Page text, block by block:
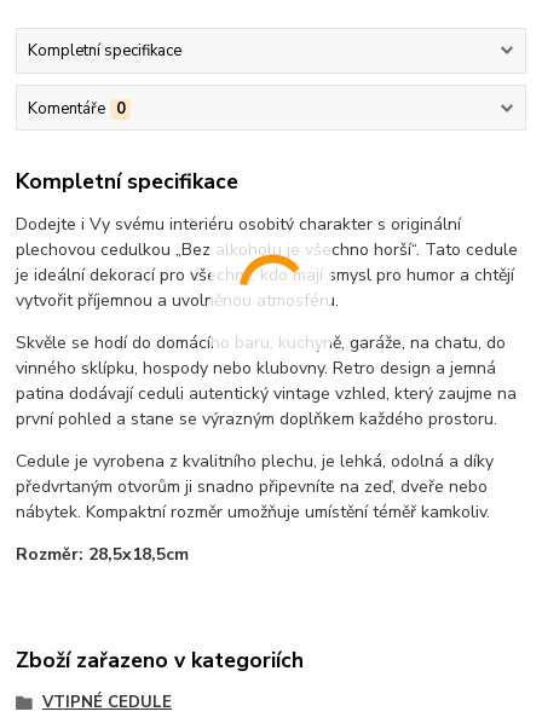
Kompletní specifikace
Komentáře 0
Kompletní specifikace
Dodejte i Vy svému interiéru osobitý charakter s originální
plechovou cedulkou „Bez alkoholu je všechno horší“. Tato cedule
je ideální dekorací pro všechny, kdo mají smysl pro humor a chtějí
vytvořit příjemnou a uvolněnou atmosféru.
Skvěle se hodí do domácího baru, kuchyně, garáže, na chatu, do
vinného sklípku, hospody nebo klubovny. Retro design a jemná
patina dodávají ceduli autentický vintage vzhled, který zaujme na
první pohled a stane se výrazným doplňkem každého prostoru.
Cedule je vyrobena z kvalitního plechu, je lehká, odolná a díky
předvrtaným otvorům ji snadno připevníte na zeď, dveře nebo
nábytek. Kompaktní rozměr umožňuje umístění téměř kamkoliv.
Rozměr: 28,5x18,5cm
Zboží zařazeno v kategoriích
VTIPNÉ CEDULE